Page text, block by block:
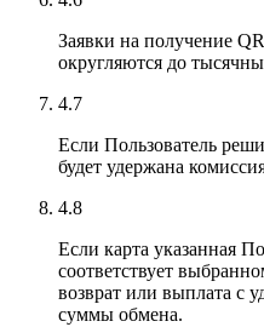
Заявки на получение
округляются до
4.7
Если Пользователь
будет удержана
4.8
Если карта указанная
соответствует
возврат или выплата с
суммы обмена.